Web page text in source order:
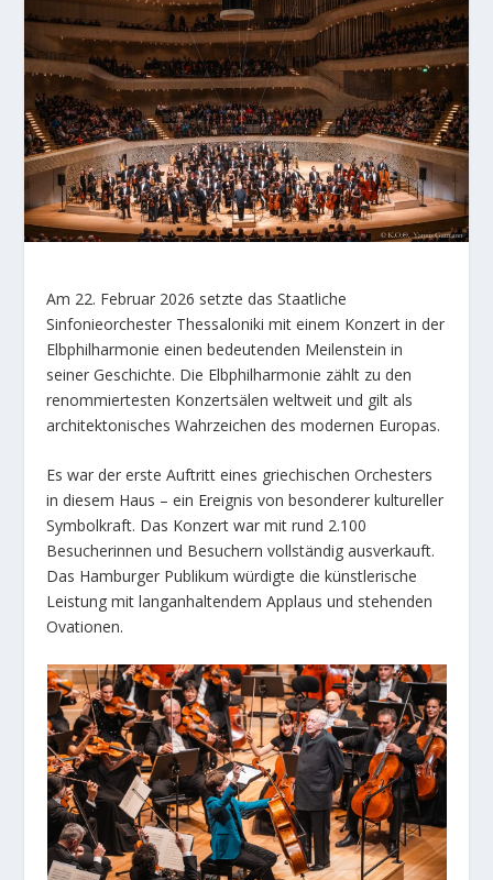
Am 22. Februar 2026 setzte das Staatliche
Sinfonieorchester Thessaloniki mit einem Konzert in der
Elbphilharmonie einen bedeutenden Meilenstein in
seiner Geschichte. Die Elbphilharmonie zählt zu den
renommiertesten Konzertsälen weltweit und gilt als
architektonisches Wahrzeichen des modernen Europas.
Es war der erste Auftritt eines griechischen Orchesters
in diesem Haus – ein Ereignis von besonderer kultureller
Symbolkraft. Das Konzert war mit rund 2.100
Besucherinnen und Besuchern vollständig ausverkauft.
Das Hamburger Publikum würdigte die künstlerische
Leistung mit langanhaltendem Applaus und stehenden
Ovationen.